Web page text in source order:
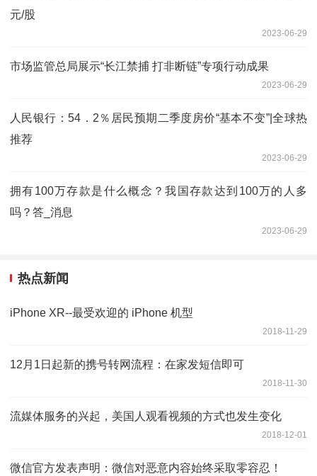
元/股
2023-06-29
市场监管总局展示“长江禁捕 打非断链”专项行动成果
2023-06-29
人民银行：54．2％居民预期二季度房价“基本不变”|全球热
推荐
2023-06-29
拥有100万存款是什么概念？我国存款达到100万的人多
吗？答_消息
2023-06-29
热点新闻
iPhone XR--最受欢迎的 iPhone 机型
2018-11-29
12月1日起新的携号转网流程：在家发短信即可
2018-11-30
流媒体服务的兴起，美国人观看视频的方式也发生变化
2018-12-01
微信官方发表声明：微信对恶意内容始终采取零容忍！